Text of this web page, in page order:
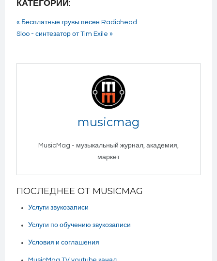
КАТЕГОРИИ:
« Бесплатные грувы песен Radiohead
Sloo - синтезатор от Tim Exile »
musicmag
MusicMag - музыкальный журнал, академия,
маркет
ПОСЛЕДНЕЕ ОТ MUSICMAG
Услуги звукозаписи
Услуги по обучению звукозаписи
Условия и соглашения